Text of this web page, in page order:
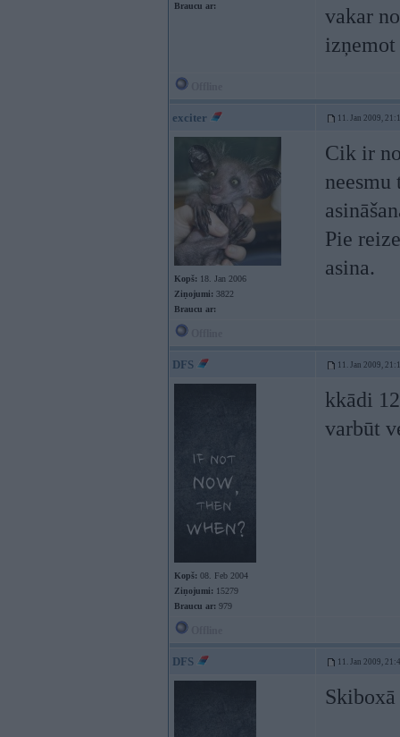
Braucu ar:
vakar
exciter 11. Jan 2009,
Kopš: 18. Jan 2006
Ziņojumi: 3822
Braucu ar:
Cik ir
neesmu
Pie
asina.
DFS 11. Jan 2009,
Kopš: 08. Feb 2004
Ziņojumi: 15279
Braucu ar: 979
kkādi
varbūt
DFS 11. Jan 2009,